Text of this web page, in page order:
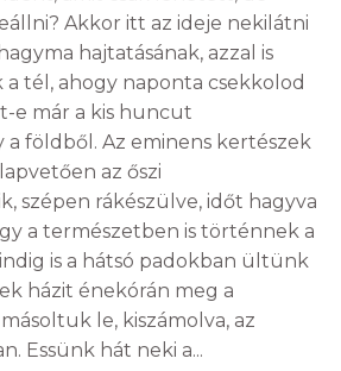
Akkor itt az ideje nekilátni
hajtatásának, azzal is
tél, ahogy naponta csekkolod
e már a kis huncut
a földből. Az eminens kertészek
az őszi
szépen rákészülve, időt hagyva
a természetben is történnek a
is a hátsó padokban ültünk
házit énekórán meg a
le, kiszámolva, az
Essünk hát neki a...